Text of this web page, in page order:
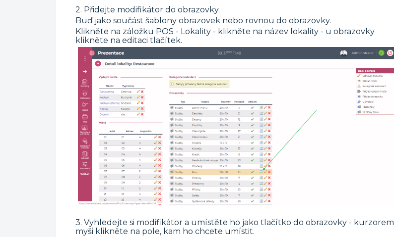
2. Přidejte modifikátor do obrazovky.
Buď jako součást šablony obrazovek nebo rovnou do obrazovky.
Klikněte na záložku POS - Lokality - klikněte na název lokality - u obrazovky
klikněte na editaci tlačítek.
3. Vyhledejte si modifikátor a umístěte ho jako tlačítko do obrazovky - kurzorem
myši klikněte na pole, kam ho chcete umístit.